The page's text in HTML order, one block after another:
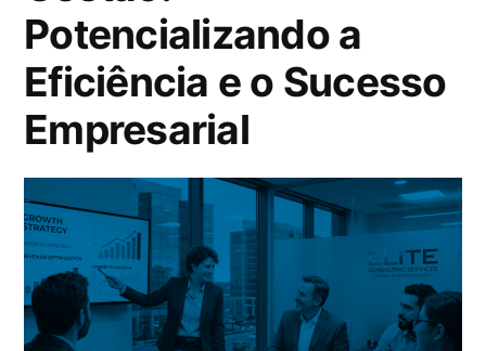
Potencializando a
Eficiência e o Sucesso
Empresarial